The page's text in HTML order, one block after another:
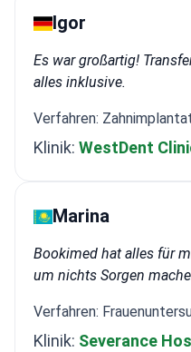
Igor
Es war großartig!
alles inklusive.
Verfahren:
Klinik: WestDent
Marina
Bookimed hat alles für
um nichts Sorgen
Verfahren:
Klinik: Severance